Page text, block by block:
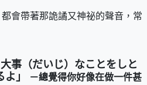
會帶著那詭譎又神祕的聲音，常
事（だいじ）なことをしと
よ」
－總覺得你好像在做一件甚